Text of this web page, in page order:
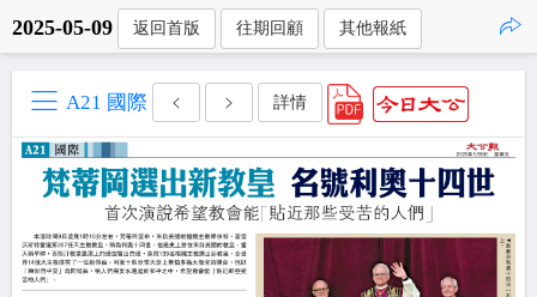
2025-05-09 返回首版 往期回顧 其他報紙
A21 國際 詳情